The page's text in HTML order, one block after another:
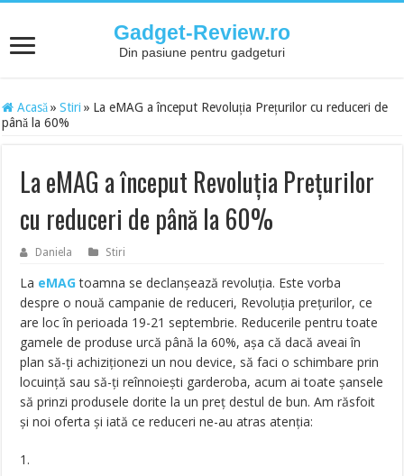
Gadget-Review.ro
Din pasiune pentru gadgeturi
Acasă » Stiri » La eMAG a început Revoluția Prețurilor cu reduceri de
până la 60%
La eMAG a început Revoluția Prețurilor
cu reduceri de până la 60%
Daniela Stiri
La eMAGtoamna se declanșează revoluția. Este vorba
despre o nouă campanie de reduceri, Revoluția prețurilor, ce
are loc în perioada 19-21 septembrie. Reducerile pentru toate
gamele de produse urcă până la 60%, așa că dacă aveai în
plan să-ți achiziționezi un nou device, să faci o schimbare prin
locuință sau să-ți reînnoiești garderoba, acum ai toate șansele
să prinzi produsele dorite la un preț destul de bun. Am răsfoit
și noi oferta și iată ce reduceri ne-au atras atenția:
1.